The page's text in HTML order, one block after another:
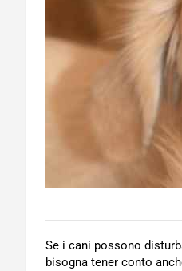
Se i cani possono
bisogna tener conto